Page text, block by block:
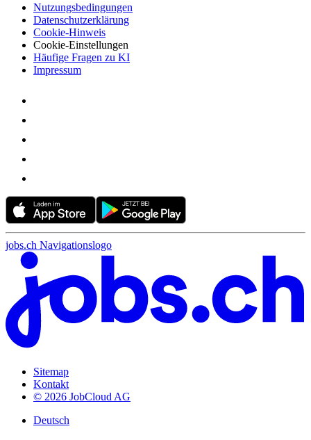
Nutzungsbedingungen
Datenschutzerklärung
Cookie-Hinweis
Cookie-Einstellungen
Häufige Fragen zu KI
Impressum
jobs.ch Navigationslogo
Sitemap
Kontakt
© 2026 JobCloud AG
Deutsch